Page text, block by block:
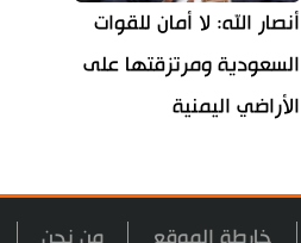
أنصار الله: لا أمان للقوات
السعودية ومرتزقتها على
الأراضي اليمنية
خارطة الموقع من نحن